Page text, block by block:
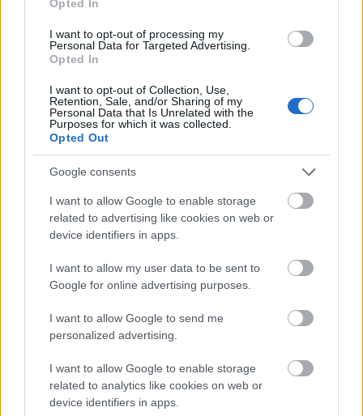
Opted In
I want to opt-out of processing my
Personal Data for Targeted Advertising.
Opted In
I want to opt-out of Collection, Use,
Retention, Sale, and/or Sharing of my
Personal Data that Is Unrelated with the
Purposes for which it was collected.
Opted Out
Google consents
I want to allow Google to enable storage
related to advertising like cookies on web or
device identifiers in apps.
I want to allow my user data to be sent to
Google for online advertising purposes.
I want to allow Google to send me
personalized advertising.
I want to allow Google to enable storage
related to analytics like cookies on web or
device identifiers in apps.
Jöttünk, láttunk, visszamennénk /
Les visiteurs (1993)
FilmBaráth•2016. március 24.
Az Úr 2016. esztendejében immáron harmadik
alkalommal leend, hogy a nemes Godefroy lovag és
hozzá időnként hűtelen fegyverhordozója, Jacques
Fos újfent rohamot indít nevetőizmaink ellen. A gall
mozgókép ezen utánozhatatlan kettősét akkoron